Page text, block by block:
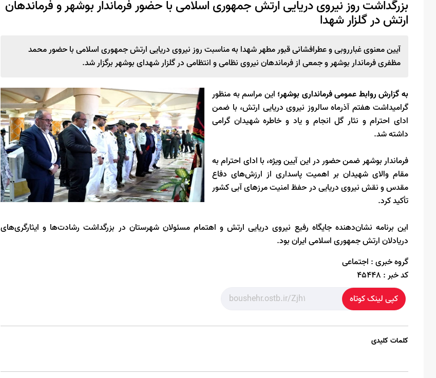
بزرگداشت روز نیروی دریایی ارتش جمهوری اسلامی با حضور فرماندار بوشهر و فرماندهان
ارتش در گلزار شهدا
آیین معنوی غبارروبی و عطرافشانی قبور مطهر شهدا به مناسبت روز نیروی دریایی ارتش جمهوری اسلامی با حضور محمد
مظفری فرماندار بوشهر و جمعی از فرماندهان نیروی نظامی و انتظامی در گلزار شهدای بوشهر برگزار شد.
به گزارش روابط عمومی فرمانداری بوشهر؛ این مراسم به منظور
گرامیداشت هفتم آذرماه سالروز نیروی دریایی ارتش، با ضمن
ادای احترام و نثار گل انجام و یاد و خاطره شهیدان گرامی
داشته شد.
فرماندار بوشهر ضمن حضور در این آیین ویژه، با ادای احترام به
مقام والای شهیدان بر اهمیت پاسداری از ارزش‌های دفاع
مقدس و نقش نیروی دریایی در حفظ امنیت مرزهای آبی کشور
تأکید کرد.
این برنامه نشان‌دهنده جایگاه رفیع نیروی دریایی ارتش و اهتمام مسئولان شهرستان در بزرگداشت رشادت‌ها و ایثارگری‌های
دریادلان ارتش جمهوری اسلامی ایران بود.
گروه خبری : اجتماعی
کد خبر : 45448
کپی لینک کوتاه
کلمات کلیدی